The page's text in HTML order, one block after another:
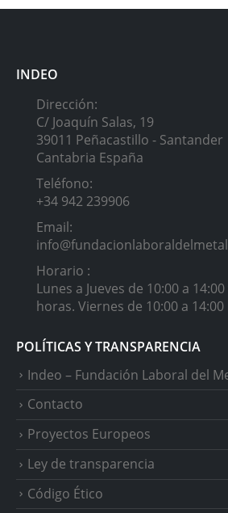
INDEO
Dirección:
C/ Joaquín Salas, 19
39011 Peñacastillo - Santander
Cantabria España
Teléfono:
+34 942 239906
Email:
Horario :
Lunes a Jueves de 10:00 a
horas. Viernes de 10:00 a
POLÍTICAS Y TRANSPARENCIA
Indeo – Fundación Laboral del
Contacto
Proyectos Europeos
Ley de transparencia
Código Ético